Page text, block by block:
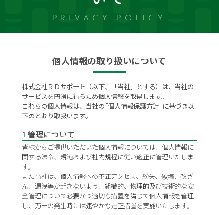
PRIVACY POLICY
個人情報の取り扱いについて
株式会社ＲＤサポート（以下、「当社」とする）は、当社の
サービスを円滑に行うため個人情報を取得します。
これらの個人情報は、当社の｢個人情報保護方針｣に基づき以
下のとおり取扱います。
1.管理について
皆様からご提供いただいた個人情報については、個人情報に
関する法令、規範および社内規程に従い適正に管理いたしま
す。
また当社は、個人情報への不正アクセス、紛失、破壊、改ざ
ん、漏洩等が起きないよう、組織的、物理的及び技術的な安
全管理について必要かつ適切な措置を講じて個人情報を管理
し、万一の発生時には速やかな是正措置を実施いたします。